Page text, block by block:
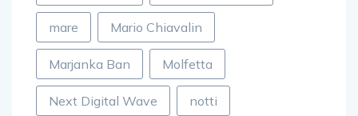
mare Mario Chiavalin
Marjanka Ban Molfetta
Next Digital Wave notti